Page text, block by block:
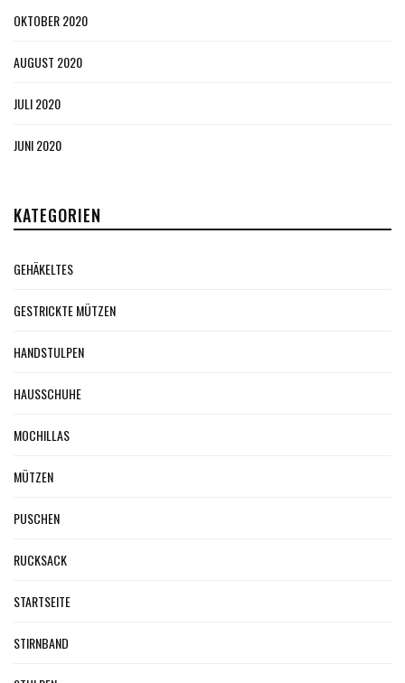
OKTOBER 2020
AUGUST 2020
JULI 2020
JUNI 2020
KATEGORIEN
GEHÄKELTES
GESTRICKTE MÜTZEN
HANDSTULPEN
HAUSSCHUHE
MOCHILLAS
MÜTZEN
PUSCHEN
RUCKSACK
STARTSEITE
STIRNBAND